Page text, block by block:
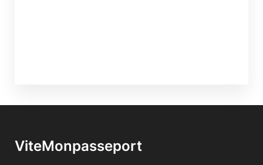
ViteMonpasseport